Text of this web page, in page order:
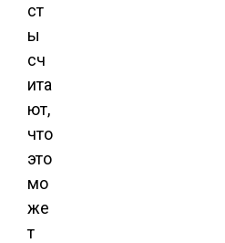
ст
ы
сч
ита
ют,
что
это
мо
же
т